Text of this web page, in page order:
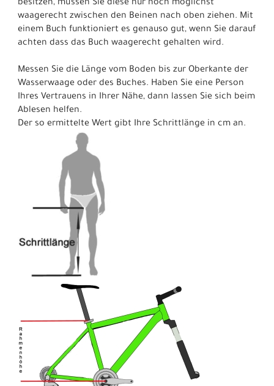
besitzen, müssen Sie diese nur noch möglichst
waagerecht zwischen den Beinen nach oben ziehen. Mit
einem Buch funktioniert es genauso gut, wenn Sie darauf
achten dass das Buch waagerecht gehalten wird.
Messen Sie die Länge vom Boden bis zur Oberkante der
Wasserwaage oder des Buches. Haben Sie eine Person
Ihres Vertrauens in Ihrer Nähe, dann lassen Sie sich beim
Ablesen helfen.
Der so ermittelte Wert gibt Ihre Schrittlänge in cm an.